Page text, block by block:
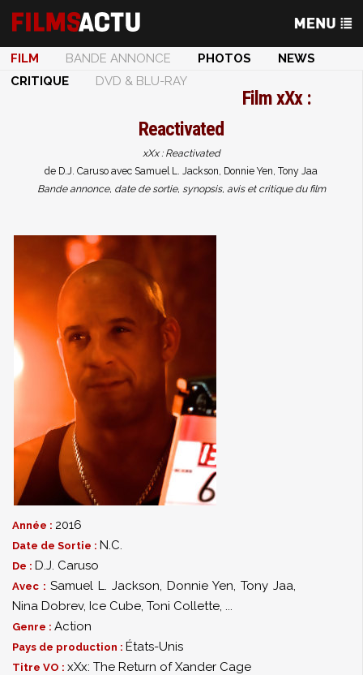
FILM BANDE ANNONCE PHOTOS
NEWS
CRITIQUE
DVD & BLU-RAY
FilmxXx :
Reactivated
xXx : Reactivated
de D.J. Caruso avec Samuel L. Jackson, Donnie Yen, Tony Jaa
Bande annonce, date de sortie, synopsis, avis et critique du film
Année : 2016
Date de Sortie : N.C.
De : D.J. Caruso
Avec : Samuel L. Jackson, Donnie Yen, Tony Jaa,
Nina Dobrev, Ice Cube, Toni Collette, ...
Genre : Action
Pays de production : États-Unis
Titre VO : xXx: The Return of Xander Cage